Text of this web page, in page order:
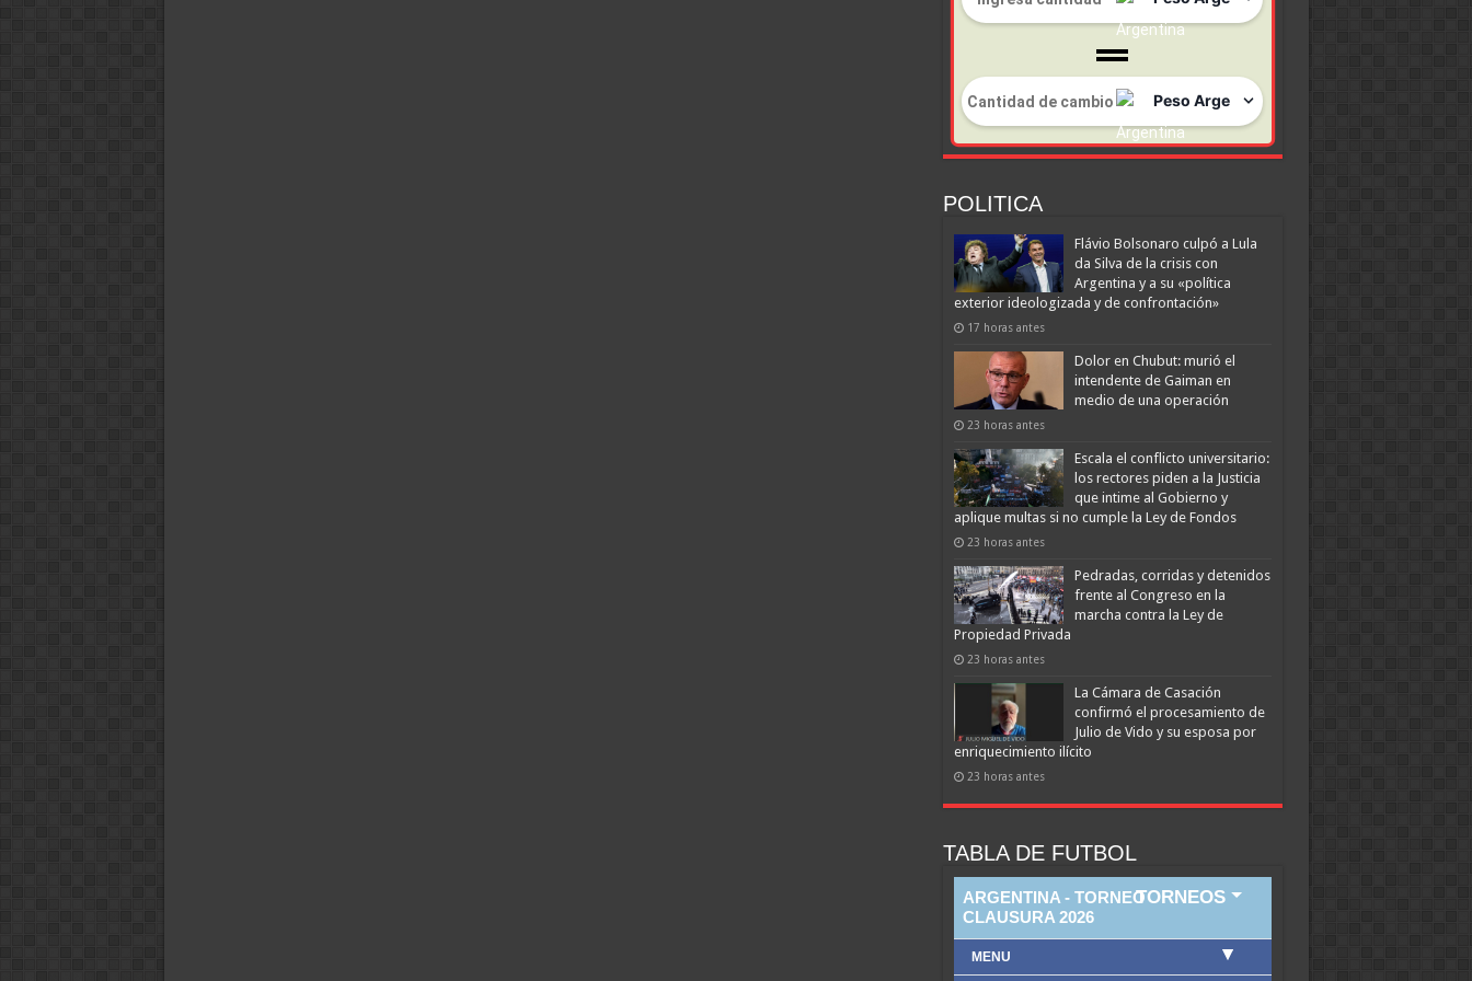
POLITICA
Flávio Bolsonaro culpó a Lula
da Silva de la crisis con
Argentina y a su «política
exterior ideologizada y de confrontación»
17 horas antes
Dolor en Chubut: murió el
intendente de Gaiman en
medio de una operación
23 horas antes
Escala el conflicto universitario:
los rectores piden a la Justicia
que intime al Gobierno y
aplique multas si no cumple la Ley de Fondos
23 horas antes
Pedradas, corridas y detenidos
frente al Congreso en la
marcha contra la Ley de
Propiedad Privada
23 horas antes
La Cámara de Casación
confirmó el procesamiento de
Julio de Vido y su esposa por
enriquecimiento ilícito
23 horas antes
TABLA DE FUTBOL